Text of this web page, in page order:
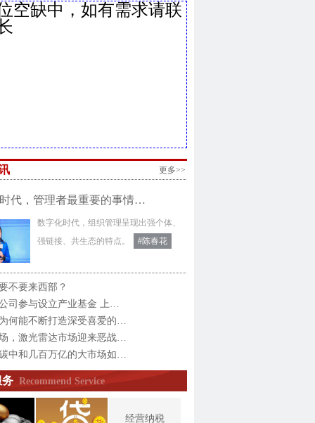
空缺中，如有需求请联
更多>>
代，管理者最重要的事情…
数字化时代，组织管理呈现出强个体、
强链接、共生态的特点。
#陈春花
不要来西部？
司参与设立产业基金 上…
何能不断打造深受喜爱的…
，激光雷达市场迎来恶战…
中和几百万亿的大市场如…
务 Recommend Service
经营纳税